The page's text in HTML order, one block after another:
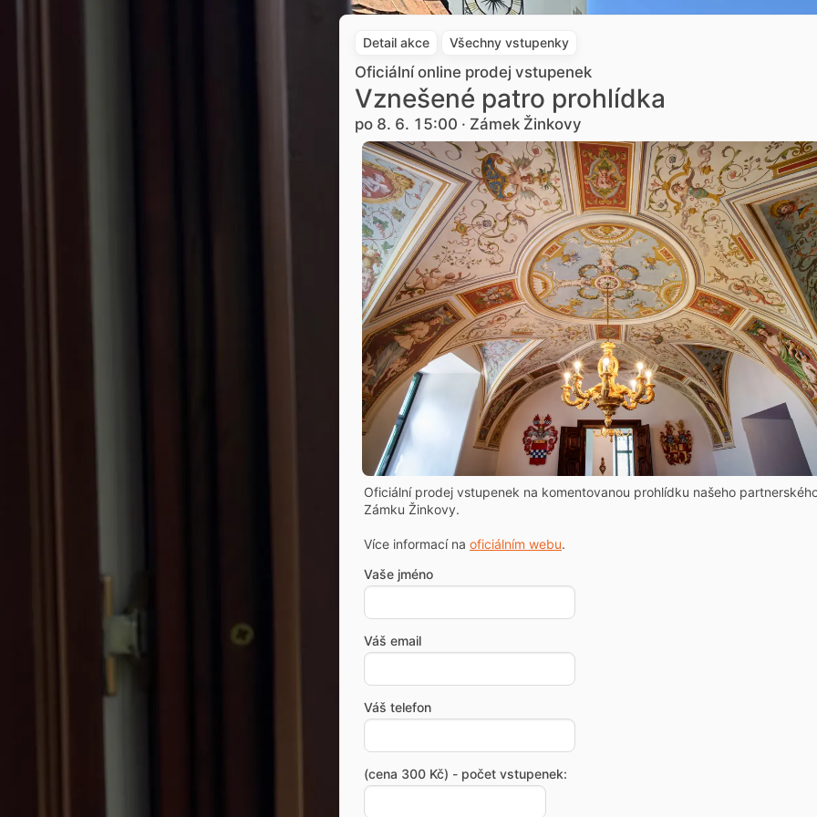
Detail akce Všechny vstupenky
Oficiální online prodej vstupenek
Vznešené patro prohlídka
po 8. 6. 15:00 · Zámek Žinkovy
Oficiální prodej vstupenek na komentovanou prohlídku našeho
Zámku Žinkovy.
Více informací na oficiálním webu.
Vaše jméno
Váš email
Váš telefon
(cena 300 Kč) - počet vstupenek: